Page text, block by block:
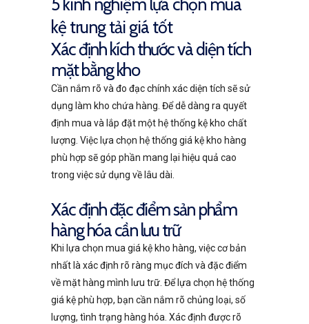
kệ trung tải giá tốt
Xác định kích thước và diện tích
mặt bằng kho
Cần nắm rõ và đo đạc chính xác diện tích sẽ sử
dụng làm kho chứa hàng. Để dễ dàng ra quyết
định mua và lắp đặt một hệ thống kệ kho chất
lượng. Việc lựa chọn hệ thống giá kệ kho hàng
phù hợp sẽ góp phần mang lại hiệu quả cao
trong việc sử dụng về lâu dài.
Xác định đặc điểm sản phẩm
hàng hóa cần lưu trữ
Khi lựa chọn mua giá kệ kho hàng, việc cơ bản
nhất là xác định rõ ràng mục đích và đặc điểm
về mặt hàng mình lưu trữ. Để lựa chọn hệ thống
giá kệ phù hợp, bạn cần nắm rõ chủng loại, số
lượng, tình trạng hàng hóa. Xác định được rõ